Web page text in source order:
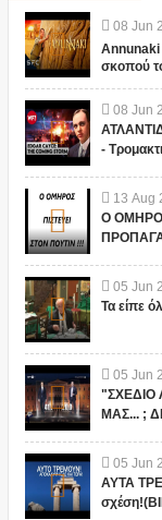
08 Jun
Annunaki
σκοπού
08 Jun
-
13 Aug
Ο
05 Jun
Τα είπε
05 Jun
"ΣΧΕΔΙΟ
ΜΑΣ... ;
05 Jun
ΑΥΤΑ